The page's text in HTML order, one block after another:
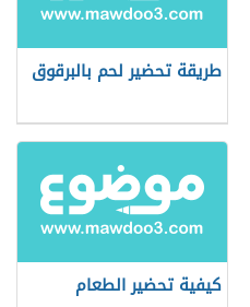
طريقة تحضير لحم بالبرقوق
كيفية تحضير الطعام